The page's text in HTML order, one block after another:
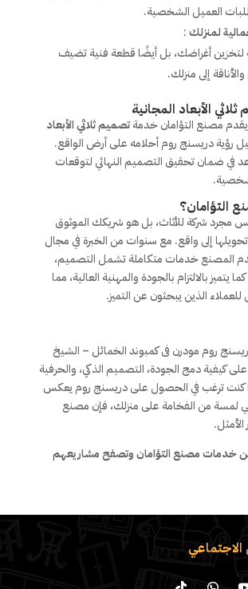
العميل الشخصية.
لمنزلك:
أغراضك، بل أيضًا قطعة فنية تضيف
إلى منزلك.
الأبعاد المجانية
يقدم مصنع التؤامان خدمةتصميم ثلاثي الأبعاد
رؤية دريسنج روم أحلامه على أرض الواقع.
في ضمان تحقيق التصميم النهائي لتوقعات
التؤامان؟
مجرد شركة للأثاث، بل هو شريكك الموثوق
إلى واقع. مع سنوات من الخبرة في مجال
المصنع خدمات متكاملة تشمل التصميم،
يتميز بالالتزام بالجودة والمهنية العالية، مما
للعملاء الذين يبحثون عن التميز.
روم مودرن فى كمبوند الخمائل – الشيخ
كيفية دمج الجودة، التصميم الذكي، والحرفية
كنت ترغب في الحصول على دريسنج روم يعكس
من الفخامة على منزلك، فإن مصنع
الأمثل.
خدمات مصنع التؤامان وتصفح مشاريعهم
الاجتماعي